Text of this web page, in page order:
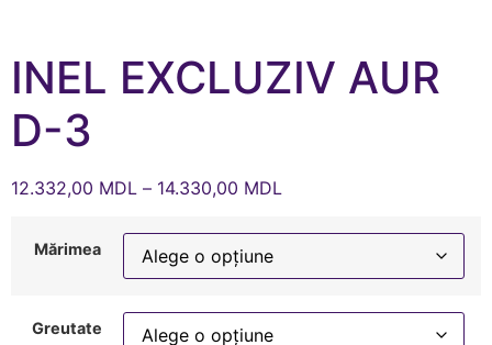
INEL EXCLUZIV AUR
D-3
12.332,00 MDL – 14.330,00 MDL
Mărimea
Greutate